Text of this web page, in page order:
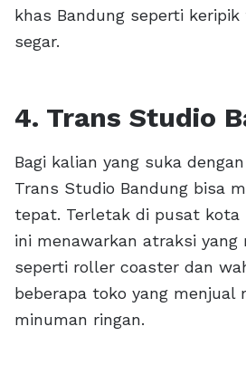
khas Bandung seperti
segar.
4. Trans Studio
Bagi kalian yang suka
Trans Studio Bandung bisa
tepat. Terletak di pusat kota
ini menawarkan atraksi yang
seperti roller coaster dan
beberapa toko yang menjual
minuman ringan.